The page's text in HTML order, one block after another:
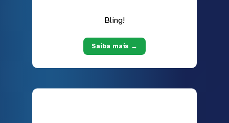
Bling!
Saiba mais →